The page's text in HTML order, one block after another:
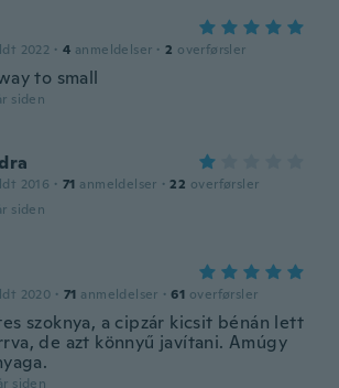
2022 · 4 anmeldelser · 2 overførsler
to small
siden
2016 · 71 anmeldelser · 22 overførsler
siden
2020 · 71 anmeldelser · 61 overførsler
szoknya, a cipzár kicsit bénán lett
de azt könnyű javítani. Amúgy
siden